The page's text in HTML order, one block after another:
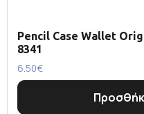
Pencil Case Wallet
8341
6.50€